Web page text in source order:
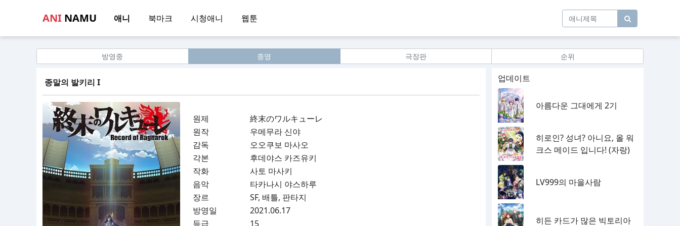
ANI NAMU 애니 북마크 시청애니 웹툰
방영중 종영 극장판 순위
종말의 발키리 I
원제
終末のワルキューレ
원작
우메무라 신야
감독
오오쿠보 마사오
각본
후데야스 카즈유키
작화
사토 마사키
음악
타카나시 야스하루
장르
SF, 배틀, 판타지
방영일
2021.06.17
등급
15
업데이트
아름다운 그대에게 2기
히로인? 성녀? 아니요, 올 워
크스 메이드 입니다! (자랑)
LV999의 마을사람
히든 카드가 많은 빅토리아